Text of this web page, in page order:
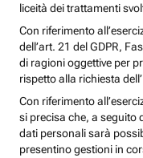
liceità dei trattamenti
Con riferimento
dell’art. 21 del GDPR,
di ragioni oggettive per
rispetto alla richiesta
Con riferimento
si precisa che, a seguito
dati personali sarà
presentino gestioni in